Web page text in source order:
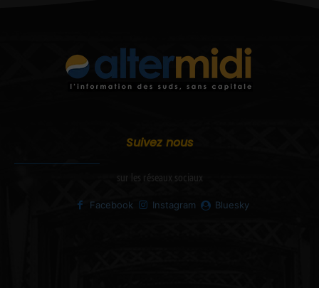
Suivez nous
sur les réseaux sociaux
Facebook Instagram Bluesky